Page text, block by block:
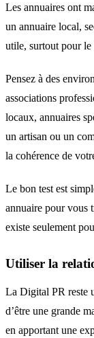
Les annuaires ont
un annuaire local,
utile, surtout pour
Pensez à des
associations
locaux, annuaires
un artisan ou un
la cohérence de
Le bon test est
annuaire pour vous
existe seulement
Utiliser la
La Digital PR reste
d’être une grande
en apportant une